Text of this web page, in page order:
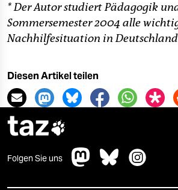
* Der Autor studiert Pädagogik
Sommersemester 2004 alle
Nachhilfesituation in
Diesen Artikel teilen
taz
Folgen Sie uns